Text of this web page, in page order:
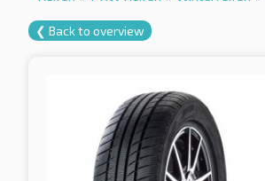
❮ Back to overview